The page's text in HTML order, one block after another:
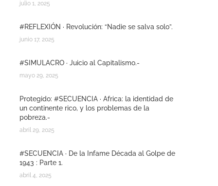
julio 1, 2025
#REFLEXIÓN · Revolución: “Nadie se salva solo”.
junio 17, 2025
#SIMULACRO · Juicio al Capitalismo.-
mayo 29, 2025
Protegido: #SECUENCIA · Africa: la identidad de
un continente rico, y los problemas de la
pobreza.-
abril 29, 2025
#SECUENCIA · De la Infame Década al Golpe de
1943 : Parte 1.
abril 4, 2025